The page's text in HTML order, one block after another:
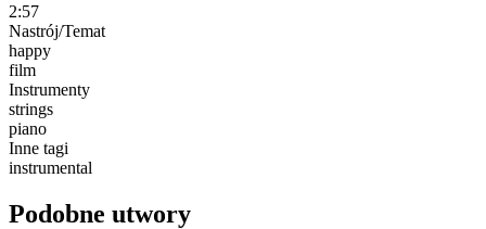
2:57
Nastrój/Temat
happy
film
Instrumenty
strings
piano
Inne tagi
instrumental
Podobne utwory